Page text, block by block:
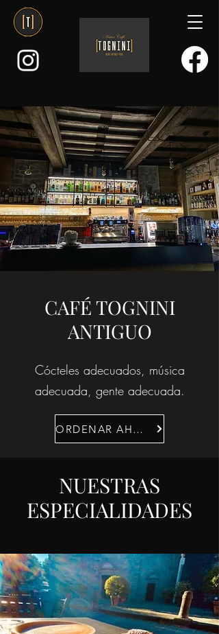
CAFÉ TOGNINI
ANTIGUO
Cócteles adecuados, música
adecuada, gente adecuada.
ORDENAR AHORA
NUESTRAS
ESPECIALIDADES